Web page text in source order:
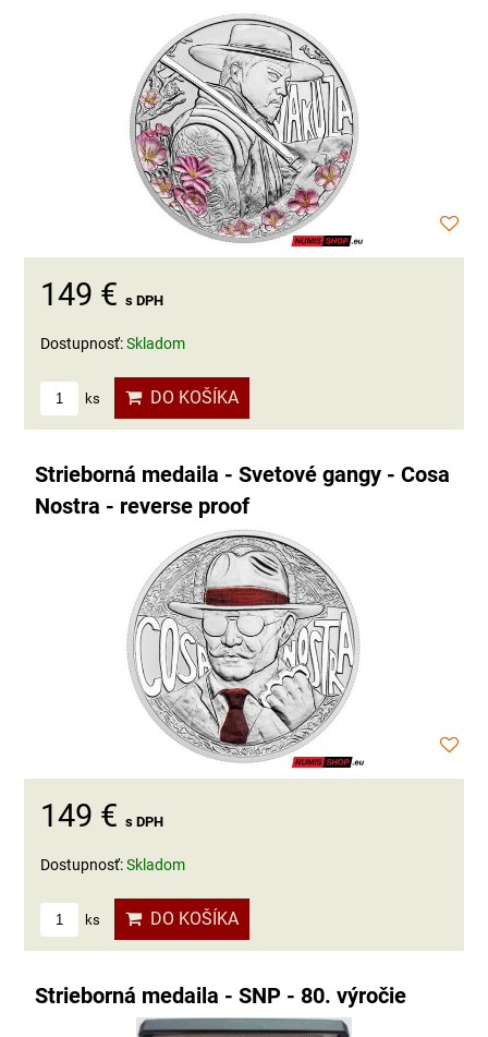
149 € s DPH
Dostupnosť:Skladom
ks DO KOŠÍKA
Strieborná medaila - Svetové gangy - Cosa
Nostra - reverse proof
149 € s DPH
Dostupnosť:Skladom
ks DO KOŠÍKA
Strieborná medaila - SNP - 80. výročie